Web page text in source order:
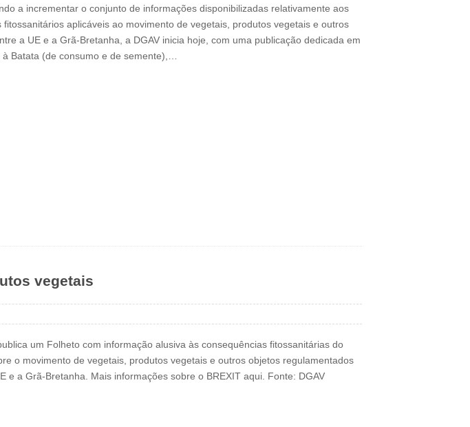
a incrementar o conjunto de informações disponibilizadas relativamente aos
fitossanitários aplicáveis ao movimento de vegetais, produtos vegetais e outros
a UE e a Grã-Bretanha, a DGAV inicia hoje, com uma publicação dedicada em
à Batata (de consumo e de semente),…
vegetais
um Folheto com informação alusiva às consequências fitossanitárias do
o movimento de vegetais, produtos vegetais e outros objetos regulamentados
e a Grã-Bretanha. Mais informações sobre o BREXIT aqui. Fonte: DGAV